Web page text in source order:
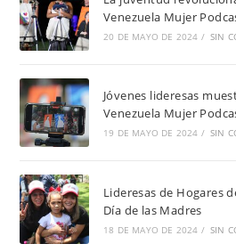
Venezuela Mujer
20 DE MAYO DE 2024 / SIN
Jóvenes lideresas
Venezuela Mujer
19 DE MAYO DE 2024 / SIN
Lideresas de Hogares
Día de las Madres
18 DE MAYO DE 2024 / SIN